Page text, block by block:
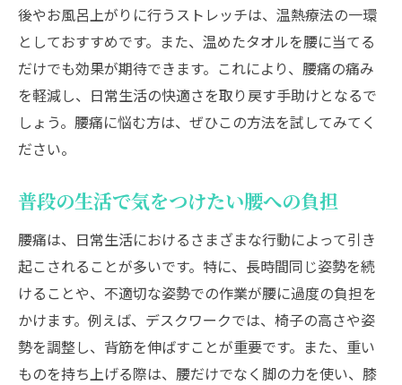
後やお風呂上がりに行うストレッチは、温熱療法の一環
としておすすめです。また、温めたタオルを腰に当てる
だけでも効果が期待できます。これにより、腰痛の痛み
を軽減し、日常生活の快適さを取り戻す手助けとなるで
しょう。腰痛に悩む方は、ぜひこの方法を試してみてく
ださい。
普段の生活で気をつけたい腰への負担
腰痛は、日常生活におけるさまざまな行動によって引き
起こされることが多いです。特に、長時間同じ姿勢を続
けることや、不適切な姿勢での作業が腰に過度の負担を
かけます。例えば、デスクワークでは、椅子の高さや姿
勢を調整し、背筋を伸ばすことが重要です。また、重い
ものを持ち上げる際は、腰だけでなく脚の力を使い、膝